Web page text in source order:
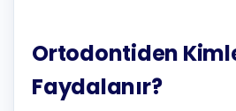
Ortodontiden
Faydalanır?